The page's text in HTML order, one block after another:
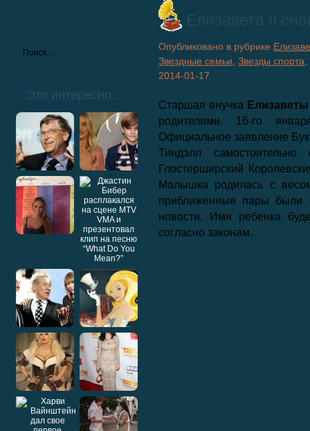
Это интересно…
Опубликовано в рубрике
Звездные семьи Звезды спорта
2014-01-17
Старшая внучка
родителями. 16-го
Официальное заявление
Тиндэлл
Глостерширский
Малышка родилась с
приближенные пары были
новости. Имя ребенка
согласно законам.